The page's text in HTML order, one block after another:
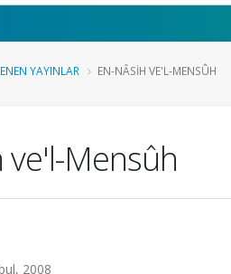
YAYINLAR EN-NÂSIH VE'L-MENSÛH
ve'l-Mensûh
2008